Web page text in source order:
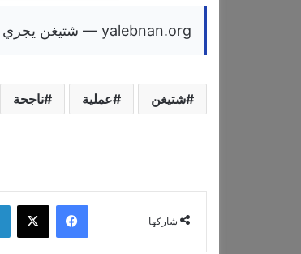
yalebnan.org — شتيغن يجري عملية ناجحة.. وموعد العودة غير محدد
شتيغن عملية ناجحة
شاركها
فيسبوك ‫X